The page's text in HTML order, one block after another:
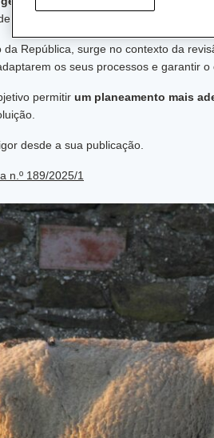
efluentes de origem agropecuária.
da República, surge no contexto da
os seus processos e garantir
permitir um planeamento mais
desde a sua publicação.
n.º 189/2025/1